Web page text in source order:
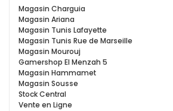
Magasin Charguia
Magasin Ariana
Magasin Tunis Lafayette
Magasin Tunis Rue de Marseille
Magasin Mourouj
Gamershop El Menzah 5
Magasin Hammamet
Magasin Sousse
Stock Central
Vente en Ligne